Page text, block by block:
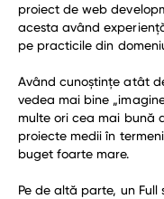
proiect de web
acesta având
pe practicile din
Având cunoștințe atât
vedea mai bine
multe ori cea mai bună
proiecte medii în
buget foarte mare.
Pe de altă parte, un